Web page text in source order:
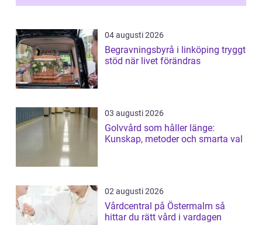
04 augusti 2026
Begravningsbyrå i linköping tryggt
stöd när livet förändras
03 augusti 2026
Golvvård som håller länge:
Kunskap, metoder och smarta val
02 augusti 2026
Vårdcentral på Östermalm så
hittar du rätt vård i vardagen